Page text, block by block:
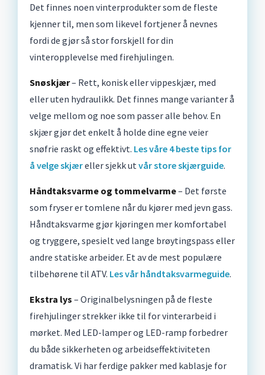
Det finnes noen vinterprodukter som de fleste
kjenner til, men som likevel fortjener å nevnes
fordi de gjør så stor forskjell for din
vinteropplevelse med firehjulingen.
Snøskjær– Rett, konisk eller vippeskjær, med
eller uten hydraulikk. Det finnes mange varianter å
velge mellom og noe som passer alle behov. En
skjær gjør det enkelt å holde dine egne veier
snøfrie raskt og effektivt. Les våre 4 beste tips for
å velge skjæreller sjekk ut vår store skjærguide.
Håndtaksvarme og tommelvarme– Det første
som fryser er tomlene når du kjører med jevn gass.
Håndtaksvarme gjør kjøringen mer komfortabel
og tryggere, spesielt ved lange brøytingspass eller
andre statiske arbeider. Et av de mest populære
tilbehørene til ATV. Les vår håndtaksvarmeguide.
Ekstra lys – Originalbelysningen på de fleste
firehjulinger strekker ikke til for vinterarbeid i
mørket. Med LED-lamper og LED-ramp forbedrer
du både sikkerheten og arbeidseffektiviteten
dramatisk. Vi har ferdige pakker med kablasje for